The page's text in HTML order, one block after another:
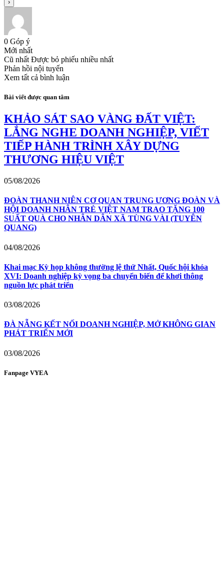
0 Góp ý
Mới nhất
Cũ nhất Được bỏ phiếu nhiều nhất
Phản hồi nội tuyến
Xem tất cả bình luận
Bài viết được quan tâm
KHẢO SÁT SAO VÀNG ĐẤT VIỆT:
LẮNG NGHE DOANH NGHIỆP, VIẾT
TIẾP HÀNH TRÌNH XÂY DỰNG
THƯƠNG HIỆU VIỆT
05/08/2026
ĐOÀN THANH NIÊN CƠ QUAN TRUNG ƯƠNG ĐOÀN VÀ
HỘI DOANH NHÂN TRẺ VIỆT NAM TRAO TẶNG 100
SUẤT QUÀ CHO NHÂN DÂN XÃ TÙNG VÀI (TUYÊN
QUANG)
04/08/2026
Khai mạc Kỳ họp không thường lệ thứ Nhất, Quốc hội khóa
XVI: Doanh nghiệp kỳ vọng ba chuyển biến để khơi thông
nguồn lực phát triển
03/08/2026
ĐÀ NẴNG KẾT NỐI DOANH NGHIỆP, MỞ KHÔNG GIAN
PHÁT TRIỂN MỚI
03/08/2026
Fanpage VYEA